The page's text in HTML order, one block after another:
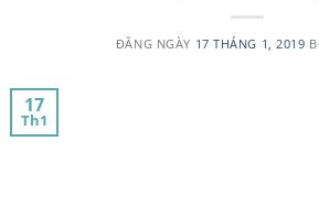
ĐĂNG NGÀY 17 THÁNG 1, 2019
17
Th1